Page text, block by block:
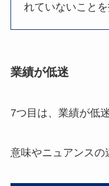
れていないことを
業績が低迷
7つ目は、業績が低迷
意味やニュアンスの